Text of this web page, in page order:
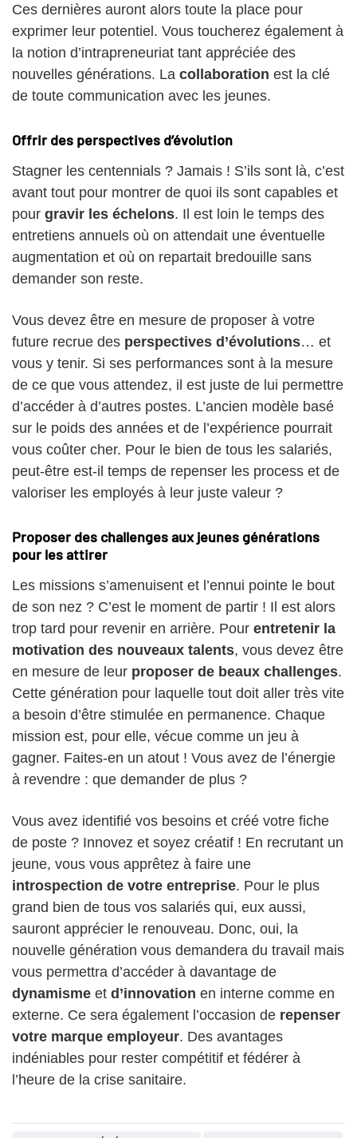
Ces dernières auront alors toute la place pour
exprimer leur potentiel. Vous toucherez également à
la notion d’intrapreneuriat tant appréciée des
nouvelles générations. La collaboration est la clé
de toute communication avec les jeunes.
Offrir des perspectives d’évolution
Stagner les centennials ? Jamais ! S’ils sont là, c’est
avant tout pour montrer de quoi ils sont capables et
pour gravir les échelons. Il est loin le temps des
entretiens annuels où on attendait une éventuelle
augmentation et où on repartait bredouille sans
demander son reste.
Vous devez être en mesure de proposer à votre
future recrue des perspectives d’évolutions… et
vous y tenir. Si ses performances sont à la mesure
de ce que vous attendez, il est juste de lui permettre
d’accéder à d’autres postes. L’ancien modèle basé
sur le poids des années et de l’expérience pourrait
vous coûter cher. Pour le bien de tous les salariés,
peut-être est-il temps de repenser les process et de
valoriser les employés à leur juste valeur ?
Proposer des challenges aux jeunes générations
pour les attirer
Les missions s’amenuisent et l’ennui pointe le bout
de son nez ? C’est le moment de partir ! Il est alors
trop tard pour revenir en arrière. Pour entretenir la
motivation des nouveaux talents, vous devez être
en mesure de leur proposer de beaux challenges.
Cette génération pour laquelle tout doit aller très vite
a besoin d’être stimulée en permanence. Chaque
mission est, pour elle, vécue comme un jeu à
gagner. Faites-en un atout ! Vous avez de l’énergie
à revendre : que demander de plus ?
Vous avez identifié vos besoins et créé votre fiche
de poste ? Innovez et soyez créatif ! En recrutant un
jeune, vous vous apprêtez à faire une
introspection de votre entreprise. Pour le plus
grand bien de tous vos salariés qui, eux aussi,
sauront apprécier le renouveau. Donc, oui, la
nouvelle génération vous demandera du travail mais
vous permettra d’accéder à davantage de
dynamisme et d’innovation en interne comme en
externe. Ce sera également l’occasion de repenser
votre marque employeur. Des avantages
indéniables pour rester compétitif et fédérer à
l’heure de la crise sanitaire.